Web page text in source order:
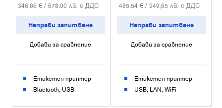
346.66 € / 678,00 лв. с ДДС
Направи запитване
Добави за сравнение
Етикетен принтер
Bluetooth USB
485.54 € / 949,65 лв. с ДДС
Направи запитване
Добави за сравнение
Етикетен принтер
USB LAN WiFi